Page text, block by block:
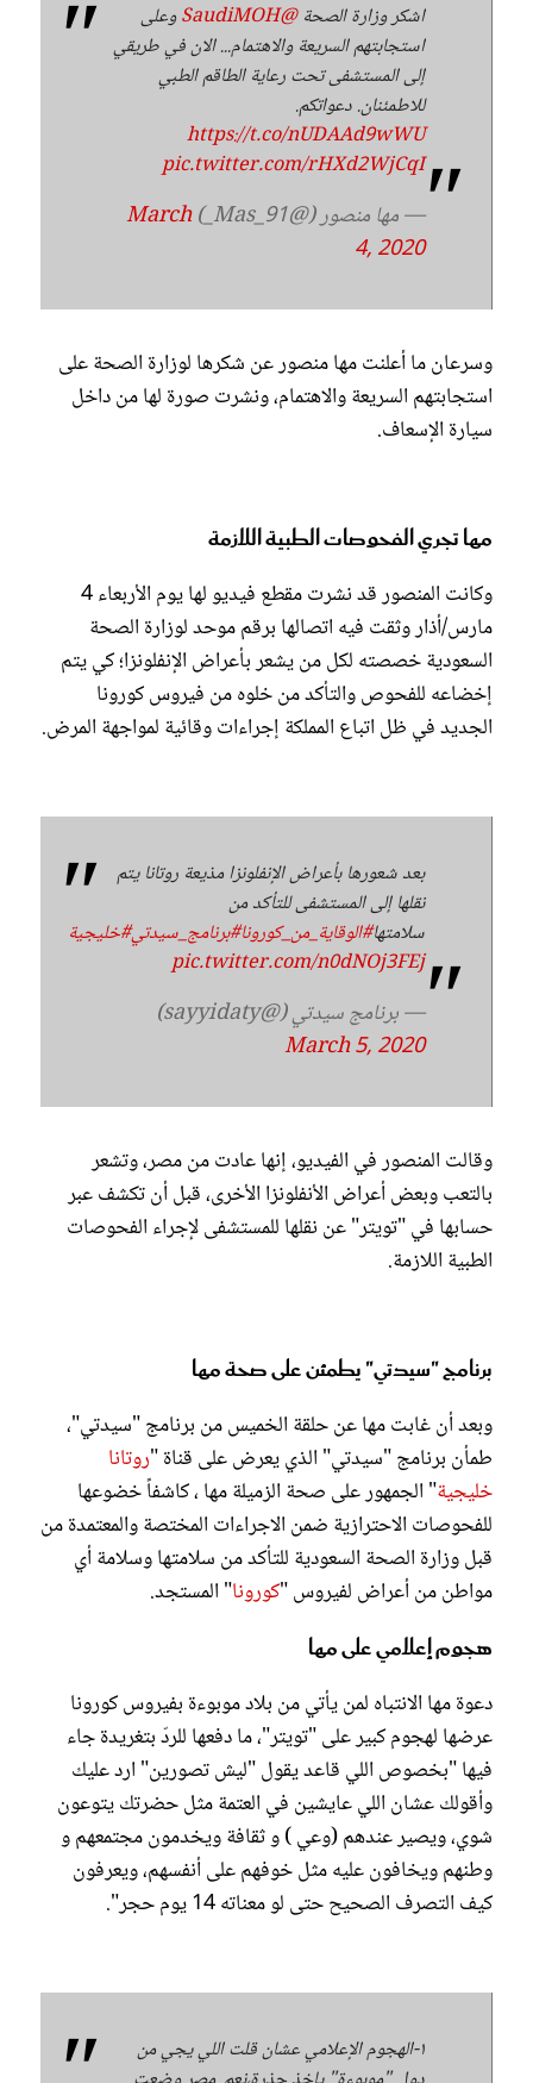
اشكر وزارة الصحة@SaudiMOH
وعلى
استجابتهم السريعة والاهتمام... الان في طريقي
إلى المستشفى تحت رعاية الطاقم الطبي
للاطمئنان. دعواتكم.
https://t.co/nUDAAd9wWU
pic.twitter.com/rHXd2WjCqI
— مها منصور (@Mas_91_)
March
4, 2020
وسرعان ما أعلنت مها منصور عن شكرها لوزارة الصحة على
استجابتهم السريعة والاهتمام، ونشرت صورة لها من داخل
سيارة الإسعاف.
مها تجري الفحوصات الطبية اللازمة
وكانت المنصور قد نشرت مقطع فيديو لها يوم الأربعاء 4
مارس/أذار وثقت فيه اتصالها برقم موحد لوزارة الصحة
السعودية خصصته لكل من يشعر بأعراض الإنفلونزا؛ كي يتم
إخضاعه للفحوص والتأكد من خلوه من فيروس كورونا
الجديد في ظل اتباع المملكة إجراءات وقائية لمواجهة المرض.
بعد شعورها بأعراض الإنفلونزا مذيعة روتانا يتم
نقلها إلى المستشفى للتأكد من
سلامتها#الوقاية_من_كورونا#برنامج_سيدتي#خليجية
pic.twitter.com/n0dNOj3FEj
— برنامج سيدتي (@sayyidaty)
March 5, 2020
وقالت المنصور في الفيديو، إنها عادت من مصر، وتشعر
بالتعب وبعض أعراض الأنفلونزا الأخرى، قبل أن تكشف عبر
حسابها في "تويتر" عن نقلها للمستشفى لإجراء الفحوصات
الطبية اللازمة.
برنامج "سيدتي" يطمئن على صحة مها
وبعد أن غابت مها عن حلقة الخميس من برنامج "سيدتي"،
طمأن برنامج "سيدتي" الذي يعرض على قناة "روتانا
خليجية" الجمهور على صحة الزميلة مها ، كاشفاً خضوعها
للفحوصات الاحترازية ضمن الاجراءات المختصة والمعتمدة من
قبل وزارة الصحة السعودية للتأكد من سلامتها وسلامة أي
مواطن من أعراض لفيروس "كورونا" المستجد.
هجوم إعلامي على مها
دعوة مها الانتباه لمن يأتي من بلاد موبوءة بفيروس كورونا
عرضها لهجوم كبير على "تويتر"، ما دفعها للردّ بتغريدة جاء
فيها "بخصوص اللي قاعد يقول "ليش تصورين" ارد عليك
وأقولك عشان اللي عايشين في العتمة مثل حضرتك يتوعون
شوي، ويصير عندهم (وعي ) و ثقافة ويخدمون مجتمعهم و
وطنهم ويخافون عليه مثل خوفهم على أنفسهم، ويعرفون
كيف التصرف الصحيح حتى لو معناته 14 يوم حجر".
١-الهجوم الإعلامي عشان قلت اللي يجي من